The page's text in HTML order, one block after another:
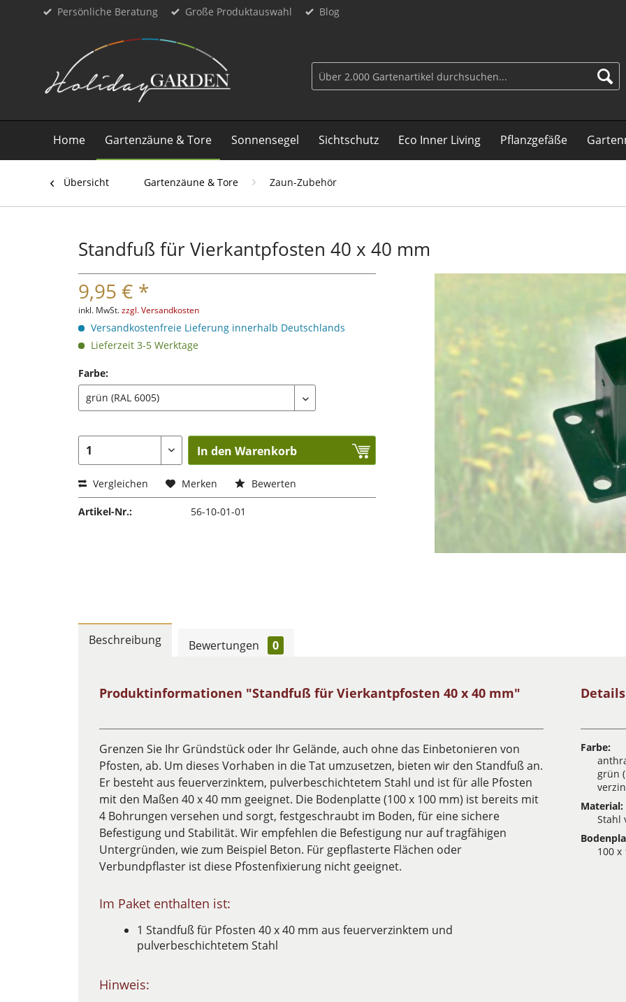
Persönliche Beratung Große Produktauswahl Blog
Home Gartenzäune & Tore Sonnensegel Sichtschutz Eco Inner Living Pflanzgefäße
Übersicht Gartenzäune & Tore Zaun-Zubehör
Standfuß für Vierkantpfosten 40 x 40 mm
9,95 € *
inkl. MwSt.zzgl. Versandkosten
Versandkostenfreie Lieferung innerhalb Deutschlands
Lieferzeit 3-5 Werktage
Farbe:
In den Warenkorb
Vergleichen Merken Bewerten
Artikel-Nr.: 56-10-01-01
Beschreibung Bewertungen 0
Produktinformationen "Standfuß für Vierkantpfosten 40 x 40 mm"
Grenzen Sie Ihr Gründstück oder Ihr Gelände, auch ohne das Einbetonieren von
Pfosten, ab. Um dieses Vorhaben in die Tat umzusetzen, bieten wir den Standfuß an.
Er besteht aus feuerverzinktem, pulverbeschichtetem Stahl und ist für alle Pfosten
mit den Maßen 40 x 40 mm geeignet. Die Bodenplatte (100 x 100 mm) ist bereits mit
4 Bohrungen versehen und sorgt, festgeschraubt im Boden, für eine sichere
Befestigung und Stabilität. Wir empfehlen die Befestigung nur auf tragfähigen
Untergründen, wie zum Beispiel Beton. Für gepflasterte Flächen oder
Verbundpflaster ist diese Pfostenfixierung nicht geeignet.
Im Paket enthalten ist:
1 Standfuß für Pfosten 40 x 40 mm aus feuerverzinktem und
pulverbeschichtetem Stahl
Hinweis:
Farbe:
grün
Material:
Stahl
100 x